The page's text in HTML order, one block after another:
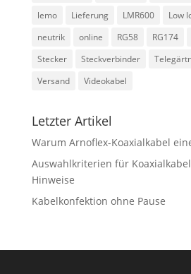
lemo
Lieferung LMR600 Low
neutrik
online RG58 RG174
Stecker
Steckverbinder
Versand
Videokabel
Letzter Artikel
Warum Arnoflex-Koaxialkabel
Auswahlkriterien für
Hinweise
Kabelkonfektion ohne Pause